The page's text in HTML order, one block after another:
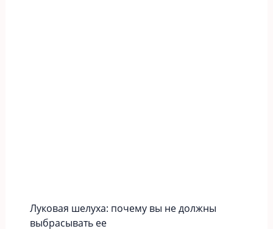
Луковая шелуха: почему вы не должны
выбрасывать ее